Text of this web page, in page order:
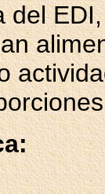
del